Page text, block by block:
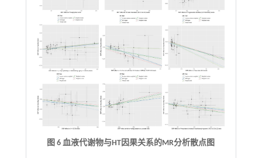
图 6 血液代谢物与HT 因果关系的MR分析散点图